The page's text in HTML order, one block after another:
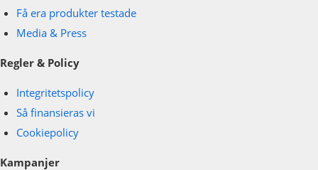
Få era produkter testade
Media & Press
Regler & Policy
Integritetspolicy
Så finansieras vi
Cookiepolicy
Kampanjer